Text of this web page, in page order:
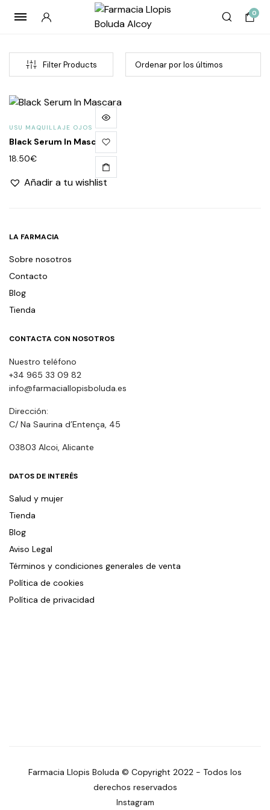
0
Filter Products
USU MAQUILLAJE OJOS
Black Serum In Mascara
18.50€
Añadir a tu wishlist
LA FARMACIA
Sobre nosotros
Contacto
Blog
Tienda
CONTACTA CON NOSOTROS
Nuestro teléfono
+34 965 33 09 82
info@farmaciallopisboluda.es
Dirección:
C/ Na Saurina d’Entença, 45
03803 Alcoi, Alicante
DATOS DE INTERÉS
Salud y mujer
Tienda
Blog
Aviso Legal
Términos y condiciones generales de venta
Política de cookies
Política de privacidad
Farmacia Llopis Boluda © Copyright 2022 - Todos los
derechos reservados
Instagram